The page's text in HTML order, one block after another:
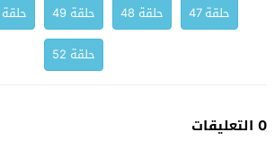
حلقة 47
حلقة 48 حلقة 49 حلقة 50
حلقة 52
0 التعليقات